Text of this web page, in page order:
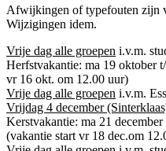
Afwijkingen of typefouten zijn
Wijzigingen idem.
Vrije dag alle groepen i.v.m.
Herfstvakantie: ma 19 oktober
vr 16 okt. om 12.00 uur)
Vrije dag alle groepen i.v.m.
Vrijdag 4 december
Kerstvakantie: ma 21
(vakantie start vr 18 dec.om